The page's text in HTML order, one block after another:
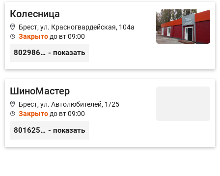
Колесница
Брест, ул. Красногвардейская, 104а
Закрыто до вт 09:00
80298693693 - показать
ШиноМастер
Брест, ул. Автолюбителей, 1/25
Закрыто до вт 09:00
80162555888 - показать